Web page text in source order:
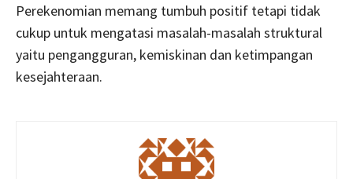
Perekenomian memang tumbuh positif tetapi tidak
cukup untuk mengatasi masalah-masalah struktural
yaitu pengangguran, kemiskinan dan ketimpangan
kesejahteraan.